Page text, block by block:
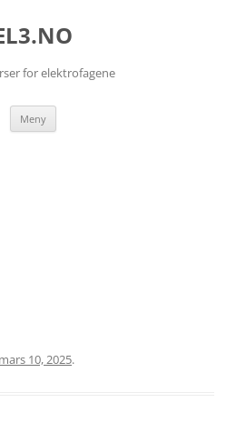
for elektrofagene
Meny Hopp
innhold
mars 10, 2025.